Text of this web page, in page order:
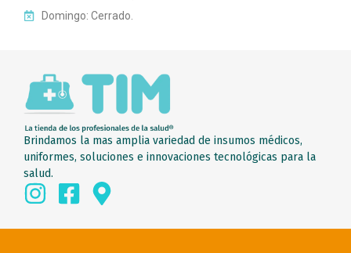
Domingo: Cerrado.
Brindamos la mas amplia variedad de insumos médicos,
uniformes, soluciones e innovaciones tecnológicas para la
salud.